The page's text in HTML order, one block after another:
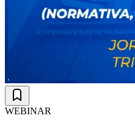
WEBINAR